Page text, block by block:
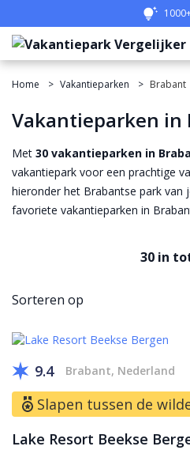
Eenvoudig
Home Vakantieparken Brabant
Vakantieparken in
Met 30 vakantieparken in
vakantiepark voor een prachtige
hieronder het Brabantse park van
favoriete vakantieparken in
30 in
Sorteren op
9.4 Brabant, Nederland
Slapen tussen de
Lake Resort Beekse